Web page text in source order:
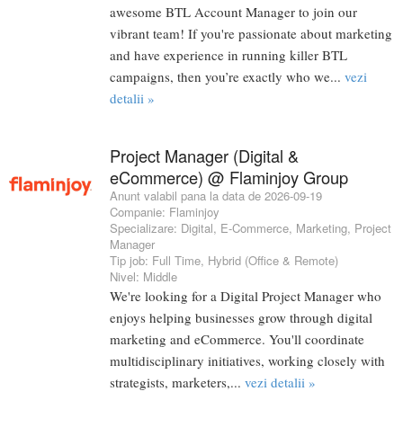
awesome BTL Account Manager to join our
vibrant team! If you're passionate about marketing
and have experience in running killer BTL
campaigns, then you’re exactly who we... vezi
detalii »
Project Manager (Digital &
eCommerce) @ Flaminjoy Group
Anunt valabil pana la data de 2026-09-19
Companie: Flaminjoy
Specializare: Digital, E-Commerce, Marketing, Project
Manager
Tip job: Full Time, Hybrid (Office & Remote)
Nivel: Middle
We're looking for a Digital Project Manager who
enjoys helping businesses grow through digital
marketing and eCommerce. You'll coordinate
multidisciplinary initiatives, working closely with
strategists, marketers,... vezi detalii »